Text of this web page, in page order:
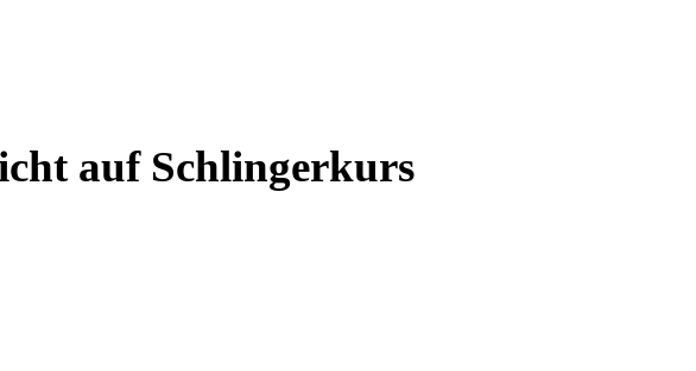
auf Schlingerkurs